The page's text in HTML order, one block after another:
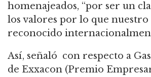
homenajeados, “por ser un
los valores por lo que
reconocido
Así, señaló con respecto a
de Exxacon (Premio